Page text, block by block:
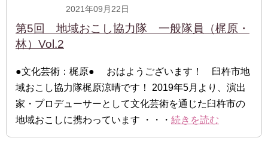
2021年09月22日
第5回 地域おこし協力隊 一般隊員（梶原・
林）Vol.2
●文化芸術：梶原● おはようございます！ 臼杵市地
域おこし協力隊梶原涼晴です！ 2019年5月より、演出
家・プロデューサーとして文化芸術を通じた臼杵市の
地域おこしに携わっています ・・・ 続きを読む